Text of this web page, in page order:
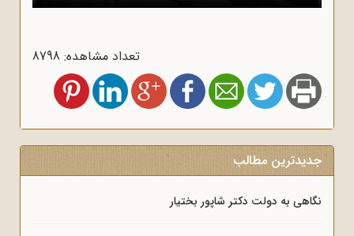
تعداد مشاهده: 8798
جدیدترین مطالب
نگاهی به دولت دکتر شاپور بختیار